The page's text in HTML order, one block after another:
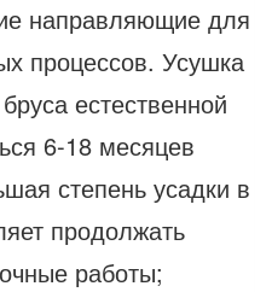
направляющие для
процессов. Усушка
естественной
6-18 месяцев
степень усадки в
продолжать
работы;